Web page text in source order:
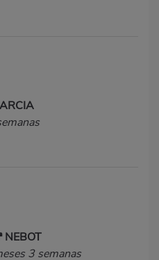
NEBOT
3 semanas